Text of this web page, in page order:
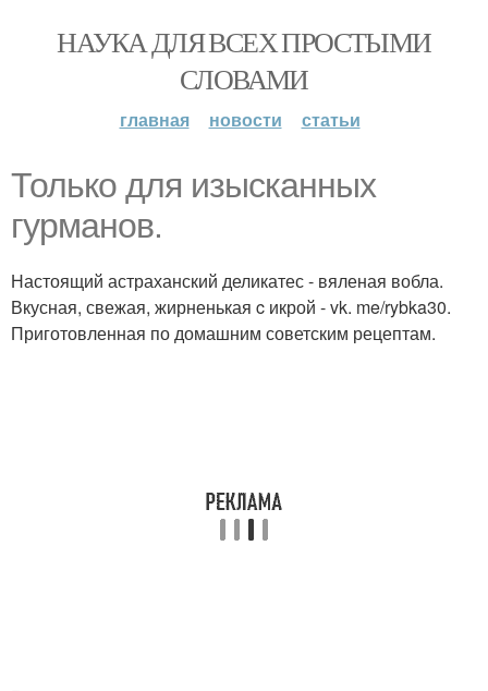
НАУКА ДЛЯ ВСЕХ ПРОСТЫМИ
СЛОВАМИ
главная новости статьи
Только для изысканных
гурманов.
Настоящий астраханский деликатес - вяленая вобла.
Вкусная, свежая, жирненькая c икрой - vk. me/rybka30.
Приготовленная по домашним советским рецептам.